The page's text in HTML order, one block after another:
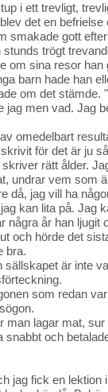
i ett trevligt,
det en
smakade gott
trögt
om sina resor
barn hade han
om det stämde.
jag men vad. Jag
omedelbart
för det är ju
rätt ålder.
undrar vem som
då, jag vill ha
kan lita på. Jag
några år han ljugit
och hörde det
bra.
är inte
som redan
man lagar mat,
snabbt och
jag fick en lektion